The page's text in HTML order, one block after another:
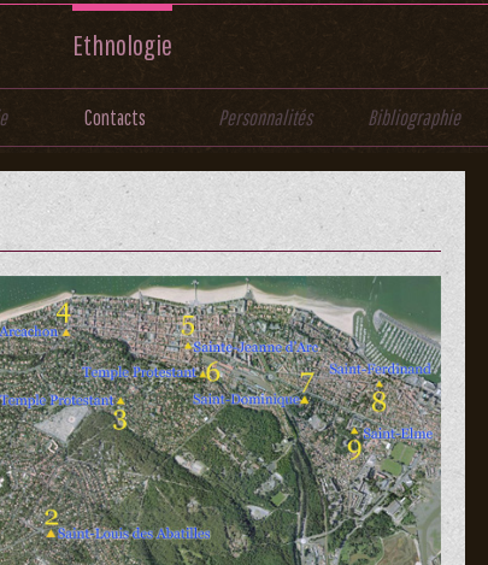
Ethnologie
Contacts Personnalités Bibliographie